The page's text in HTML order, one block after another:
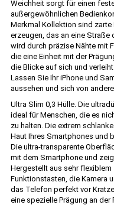
Weichheit sorgt für einen
außergewöhnlichen
Merkmal Kollektion sind
erzeugen, das an eine Straße
wird durch präzise Nähte mit
die eine Einheit mit der
die Blicke auf sich und
Lassen Sie Ihr iPhone und
aussehen und sich von
Ultra Slim 0,3 Hülle. Die
ideal für Menschen, die es
zu halten. Die extrem
Haut Ihres Smartphones und
Die ultra-transparente
mit dem Smartphone und
Hergestellt aus sehr flexiblem
Funktionstasten, die Kamera
das Telefon perfekt vor
eine spezielle Prägung an